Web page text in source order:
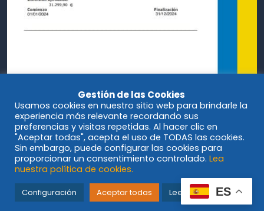
© Spawellplus 2023
Gestión de las Cookies
Usamos cookies en nuestro sitio web para brindarle la
experiencia más relevante recordando sus
preferencias y visitas repetidas. Al hacer clic en
"Aceptar todas", acepta el uso de TODAS las cookies.
Sin embargo, puede configurar las cookies para
proporcionar un consentimiento controlado. Lea
nuestra política de cookies.
Configuración Aceptar todas Leer más ES